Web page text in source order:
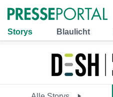
Storys Blaulicht